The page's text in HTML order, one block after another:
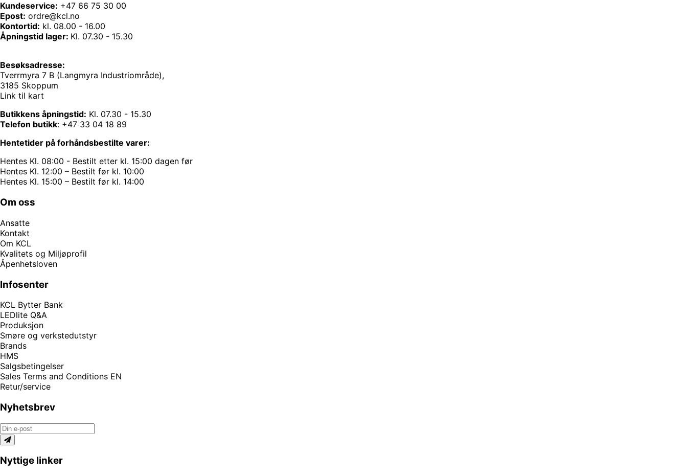
Kundeservice: +47 66 75 30 00
Epost: ordre@kcl.no
Kontortid: kl. 08.00 - 16.00
Åpningstid lager: Kl. 07.30 - 15.30
Besøksadresse:
Tverrmyra 7 B (Langmyra Industriområde),
3185 Skoppum
Link til kart
Butikkens åpningstid: Kl. 07.30 - 15.30
Telefon butikk: +47 33 04 18 89
Hentetider på forhåndsbestilte varer:
Hentes Kl. 08:00 - Bestilt etter kl. 15:00 dagen før
Hentes Kl. 12:00 – Bestilt før kl. 10:00
Hentes Kl. 15:00 – Bestilt før kl. 14:00
Om oss
Ansatte
Kontakt
Om KCL
Kvalitets og Miljøprofil
Åpenhetsloven
Infosenter
KCL Bytter Bank
LEDlite Q&A
Produksjon
Smøre og verkstedutstyr
Brands
HMS
Salgsbetingelser
Sales Terms and Conditions EN
Retur/service
Nyhetsbrev
Nyttige linker